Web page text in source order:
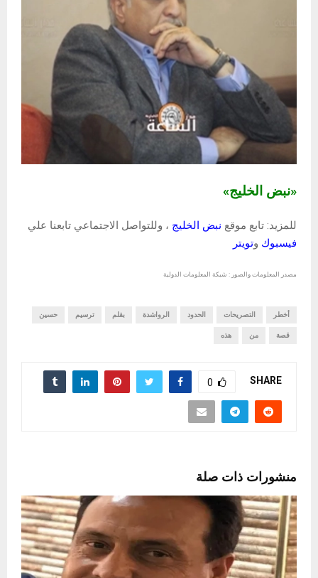
«نبض الخليج»
للمزيد: تابع موقع نبض الخليج ، وللتواصل الاجتماعي تابعنا علي
فيسبوك وتويتر
مصدر المعلومات والصور : شبكة المعلومات الدولية
أخطر التصريحات الحدود الرواشدة بقلم ترسيم حسين
قصة من هذه
SHARE
0
منشورات ذات صلة